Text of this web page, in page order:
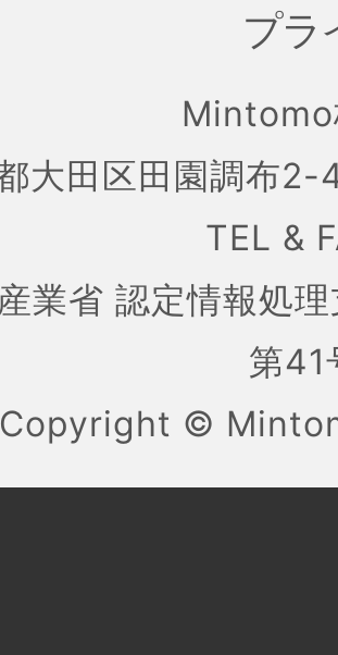
プラ
大田区田園調布
TEL &
業省 認定情報処
第
Copyright ©